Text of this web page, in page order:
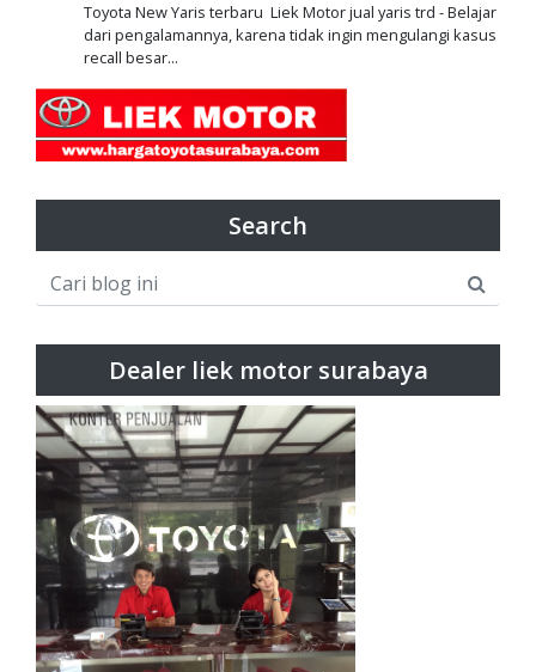
Toyota New Yaris terbaru Liek Motor jual yaris trd - Belajar
dari pengalamannya, karena tidak ingin mengulangi kasus
recall besar...
Search
Dealer liek motor surabaya